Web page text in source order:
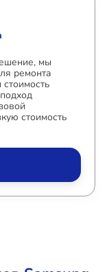
мы
ремонта
стоимость